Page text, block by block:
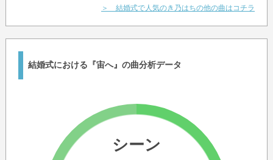
＞ 結婚式で人気のき乃はちの他の曲はコチラ
結婚式における『宙へ』の曲分析データ
シーン